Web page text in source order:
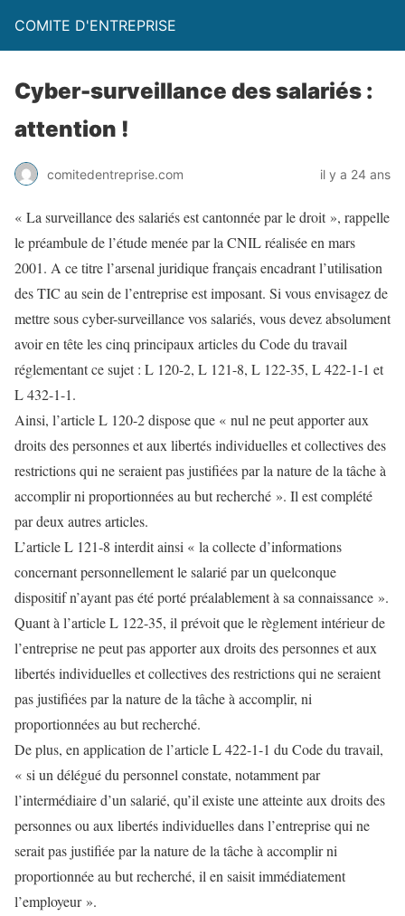
COMITE D'ENTREPRISE
Cyber-surveillance des salariés :
attention !
comitedentreprise.com il y a 24 ans
« La surveillance des salariés est cantonnée par le droit », rappelle
le préambule de l’étude menée par la CNIL réalisée en mars
2001. A ce titre l’arsenal juridique français encadrant l’utilisation
des TIC au sein de l’entreprise est imposant. Si vous envisagez de
mettre sous cyber-surveillance vos salariés, vous devez absolument
avoir en tête les cinq principaux articles du Code du travail
réglementant ce sujet : L 120-2, L 121-8, L 122-35, L 422-1-1 et
L 432-1-1.
Ainsi, l’article L 120-2 dispose que « nul ne peut apporter aux
droits des personnes et aux libertés individuelles et collectives des
restrictions qui ne seraient pas justifiées par la nature de la tâche à
accomplir ni proportionnées au but recherché ». Il est complété
par deux autres articles.
L’article L 121-8 interdit ainsi « la collecte d’informations
concernant personnellement le salarié par un quelconque
dispositif n’ayant pas été porté préalablement à sa connaissance ».
Quant à l’article L 122-35, il prévoit que le règlement intérieur de
l’entreprise ne peut pas apporter aux droits des personnes et aux
libertés individuelles et collectives des restrictions qui ne seraient
pas justifiées par la nature de la tâche à accomplir, ni
proportionnées au but recherché.
De plus, en application de l’article L 422-1-1 du Code du travail,
« si un délégué du personnel constate, notamment par
l’intermédiaire d’un salarié, qu’il existe une atteinte aux droits des
personnes ou aux libertés individuelles dans l’entreprise qui ne
serait pas justifiée par la nature de la tâche à accomplir ni
proportionnée au but recherché, il en saisit immédiatement
l’employeur ».